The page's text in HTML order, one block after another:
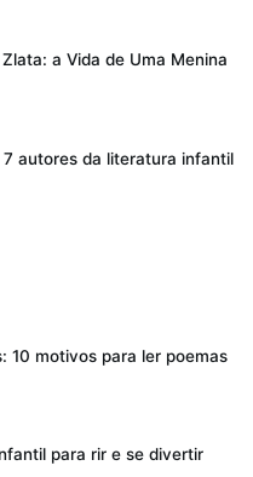
a Vida de Uma Menina
autores da literatura infantil
10 motivos para ler poemas
para rir e se divertir